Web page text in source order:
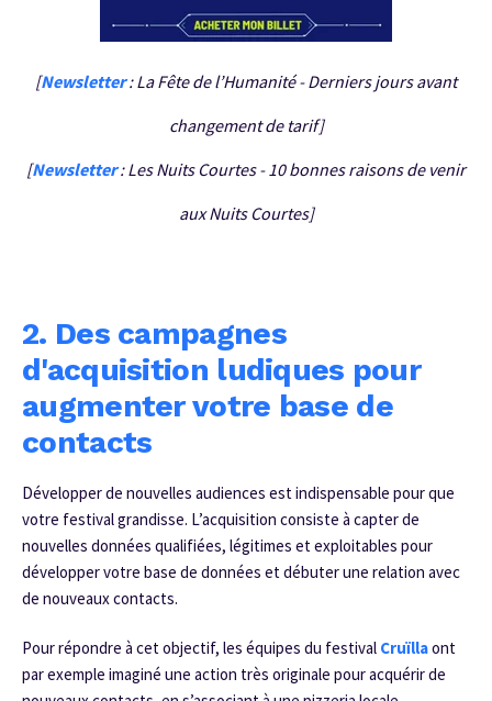
[Newsletter : La Fête de l’Humanité - Derniers jours avant
changement de tarif]
[Newsletter : Les Nuits Courtes - 10 bonnes raisons de venir
aux Nuits Courtes]
2. Des campagnes
d'acquisition ludiques pour
augmenter votre base de
contacts
Développer de nouvelles audiences est indispensable pour que
votre festival grandisse. L’acquisition consiste à capter de
nouvelles données qualifiées, légitimes et exploitables pour
développer votre base de données et débuter une relation avec
de nouveaux contacts.
Pour répondre à cet objectif, les équipes du festival Cruïllaont
par exemple imaginé une action très originale pour acquérir de